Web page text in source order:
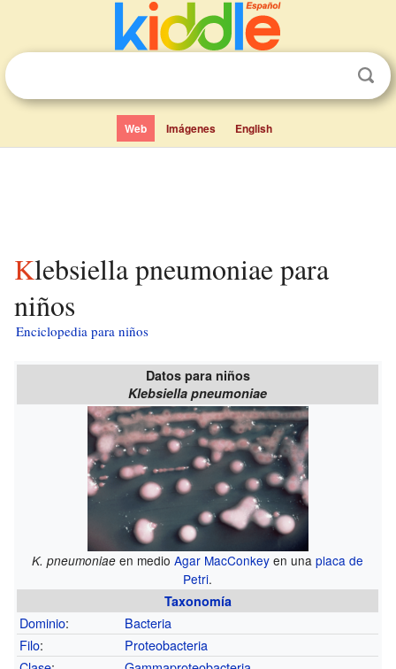
Web Imágenes English
Klebsiella pneumoniae para
niños
Enciclopedia para niños
Datos para niños
Klebsiella pneumoniae
K. pneumoniae en medioAgar MacConkey en unaplaca de
Petri.
Taxonomía
Dominio:
Bacteria
Filo:
Proteobacteria